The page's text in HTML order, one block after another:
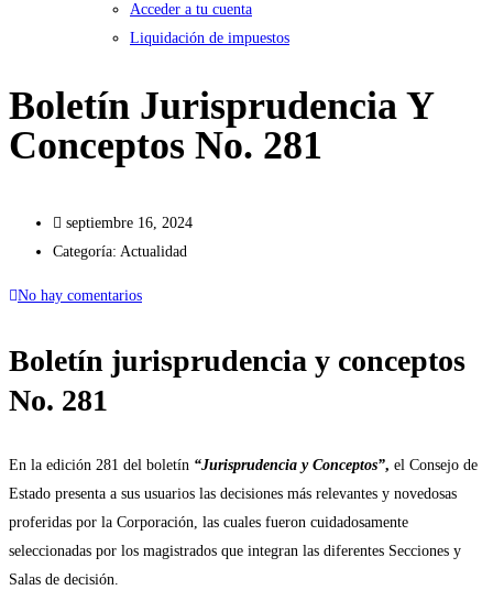
Acceder a tu cuenta
Liquidación de impuestos
Boletín Jurisprudencia Y
Conceptos No. 281
septiembre 16, 2024
Categoría: Actualidad
No hay comentarios
Boletín jurisprudencia y conceptos
No. 281
En la edición 281 del boletín “Jurisprudencia y Conceptos”, el Consejo de
Estado presenta a sus usuarios las decisiones más relevantes y novedosas
proferidas por la Corporación, las cuales fueron cuidadosamente
seleccionadas por los magistrados que integran las diferentes Secciones y
Salas de decisión.